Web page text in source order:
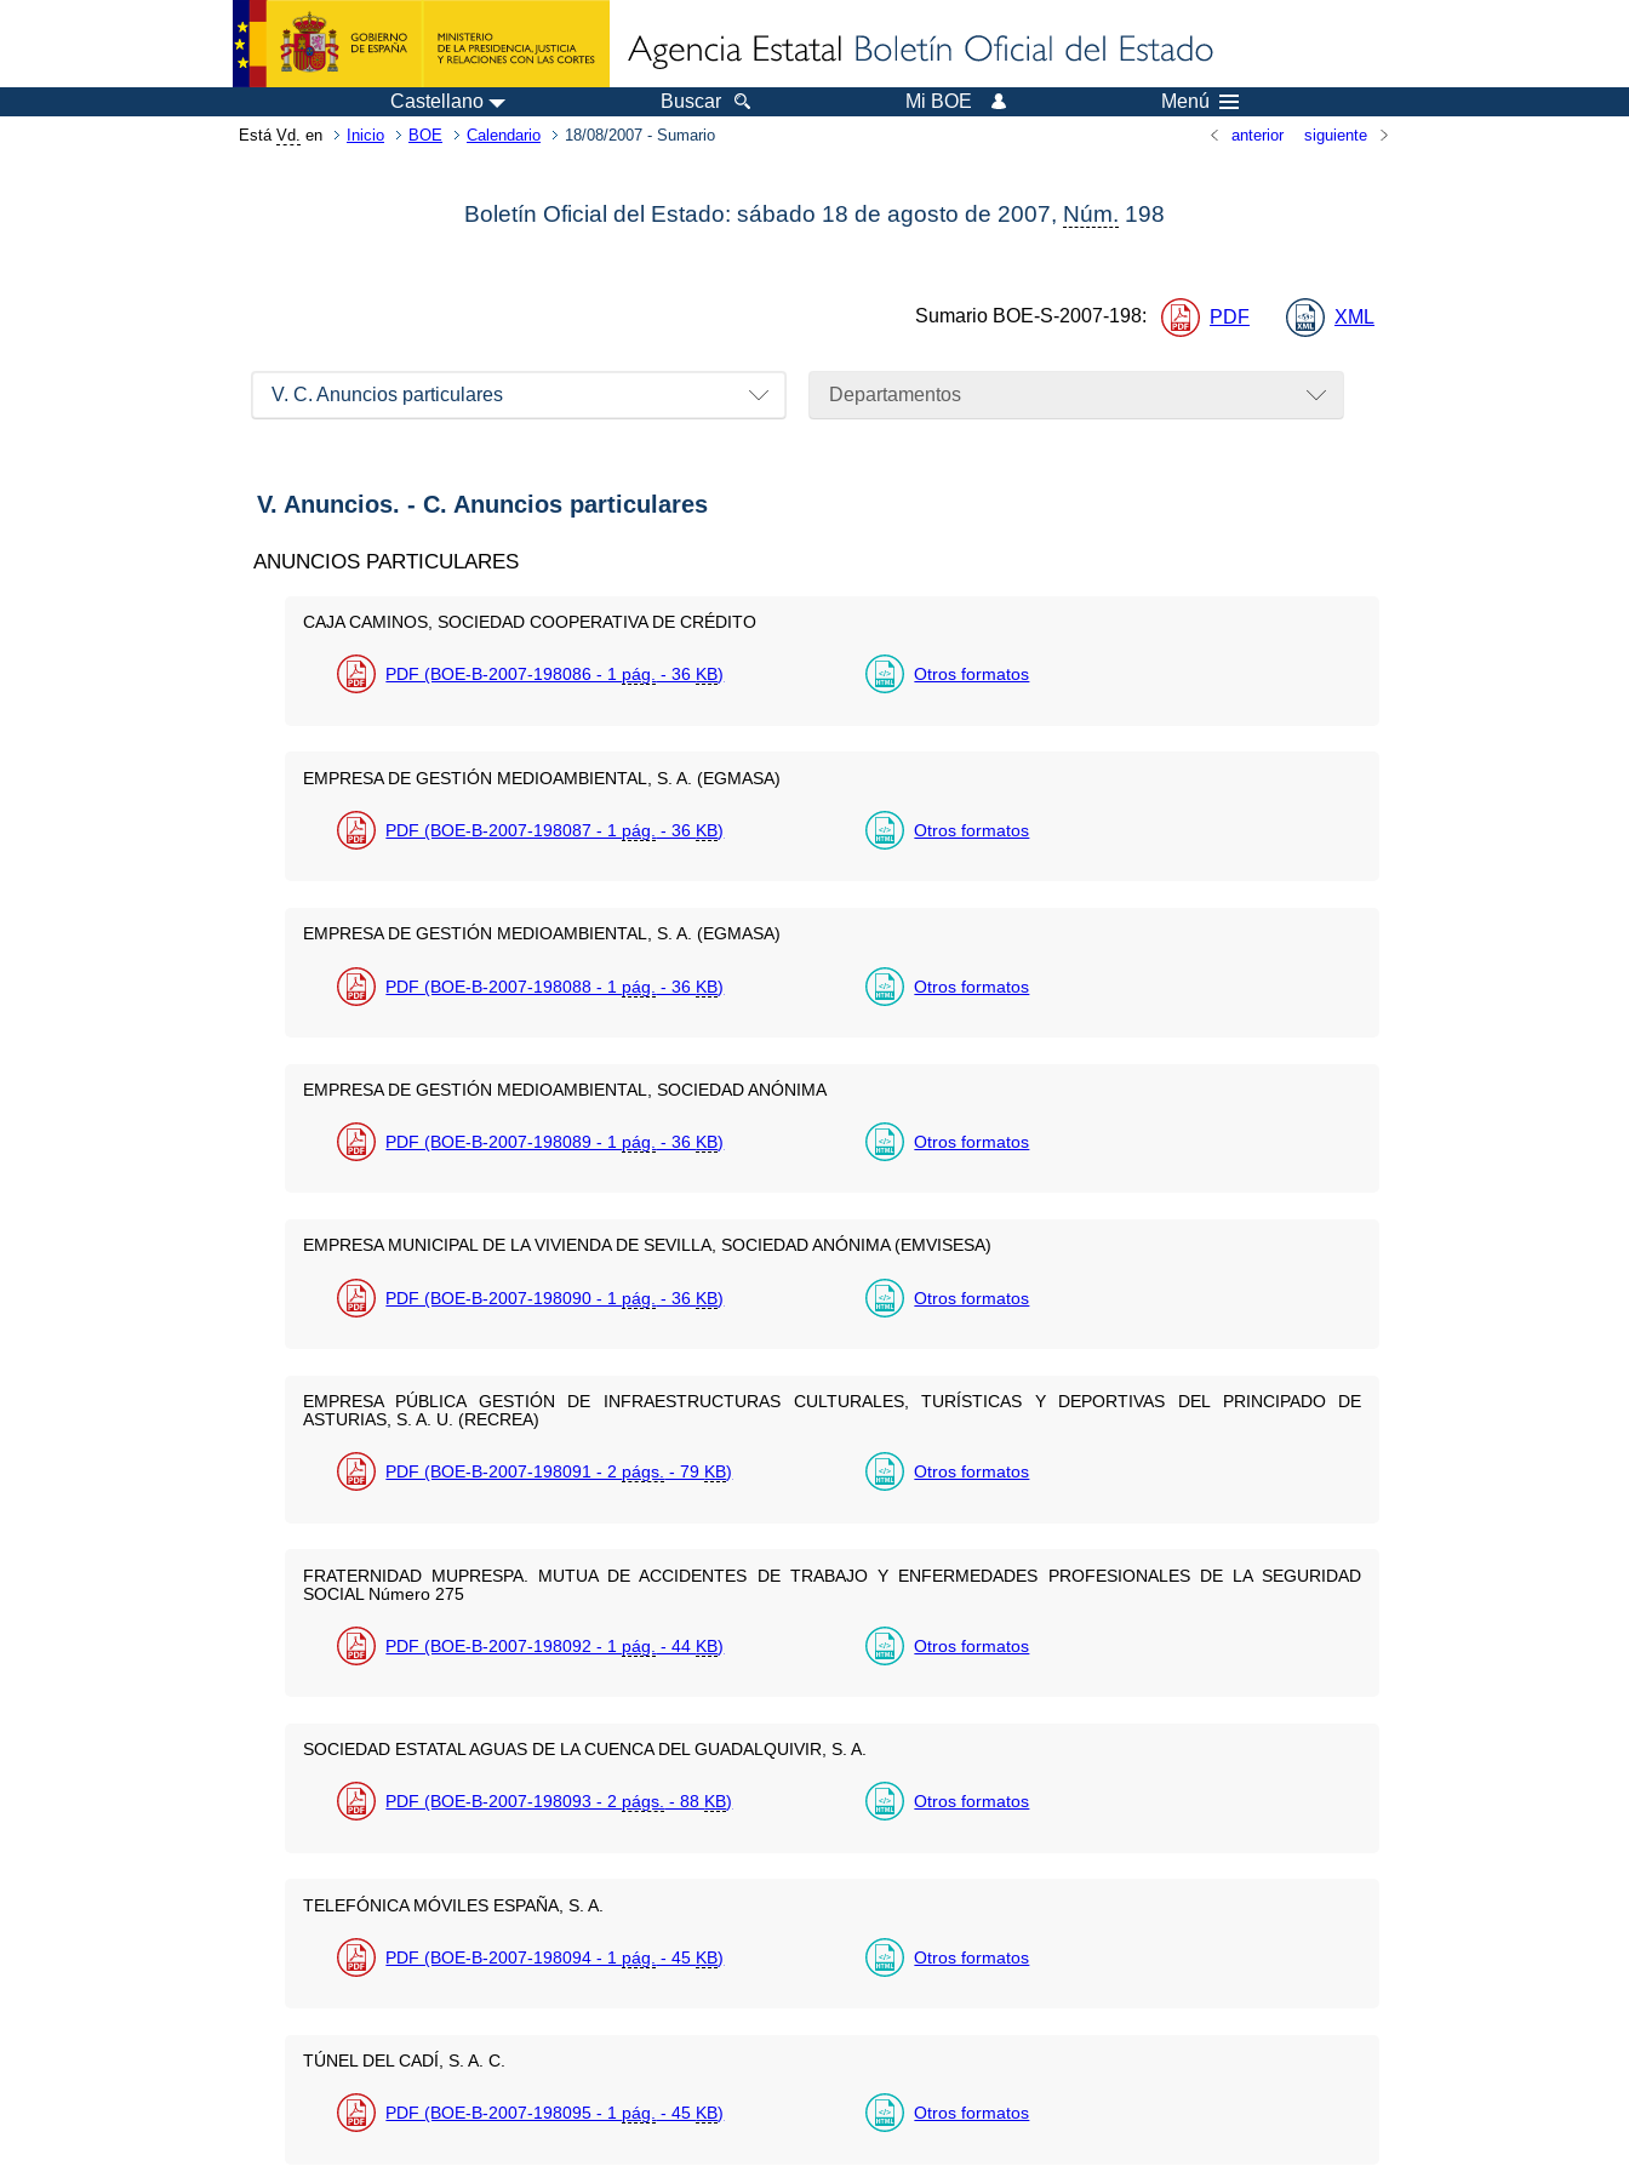
Castellano Buscar Mi BOE Menú
Está Vd. en Inicio BOE Calendario 18/08/2007 - Sumario anterior siguiente
Boletín Oficial del Estado: sábado 18 de agosto de 2007, Núm. 198
Sumario BOE-S-2007-198: PDF XML
V. C. Anuncios particulares Departamentos
V. Anuncios. - C. Anuncios particulares
ANUNCIOS PARTICULARES
CAJA CAMINOS, SOCIEDAD COOPERATIVA DE CRÉDITO
PDF (BOE-B-2007-198086 - 1 pág. - 36 KB) Otros formatos
EMPRESA DE GESTIÓN MEDIOAMBIENTAL, S. A. (EGMASA)
PDF (BOE-B-2007-198087 - 1 pág. - 36 KB) Otros formatos
EMPRESA DE GESTIÓN MEDIOAMBIENTAL, S. A. (EGMASA)
PDF (BOE-B-2007-198088 - 1 pág. - 36 KB) Otros formatos
EMPRESA DE GESTIÓN MEDIOAMBIENTAL, SOCIEDAD ANÓNIMA
PDF (BOE-B-2007-198089 - 1 pág. - 36 KB) Otros formatos
EMPRESA MUNICIPAL DE LA VIVIENDA DE SEVILLA, SOCIEDAD ANÓNIMA (EMVISESA)
PDF (BOE-B-2007-198090 - 1 pág. - 36 KB) Otros formatos
EMPRESA PÚBLICA GESTIÓN DE INFRAESTRUCTURAS CULTURALES, TURÍSTICAS Y DEPORTIVAS DEL PRINCIPADO DE
ASTURIAS, S. A. U. (RECREA)
PDF (BOE-B-2007-198091 - 2 págs. - 79 KB) Otros formatos
FRATERNIDAD MUPRESPA. MUTUA DE ACCIDENTES DE TRABAJO Y ENFERMEDADES PROFESIONALES DE LA SEGURIDAD
SOCIAL Número 275
PDF (BOE-B-2007-198092 - 1 pág. - 44 KB) Otros formatos
SOCIEDAD ESTATAL AGUAS DE LA CUENCA DEL GUADALQUIVIR, S. A.
PDF (BOE-B-2007-198093 - 2 págs. - 88 KB) Otros formatos
TELEFÓNICA MÓVILES ESPAÑA, S. A.
PDF (BOE-B-2007-198094 - 1 pág. - 45 KB) Otros formatos
TÚNEL DEL CADÍ, S. A. C.
PDF (BOE-B-2007-198095 - 1 pág. - 45 KB) Otros formatos